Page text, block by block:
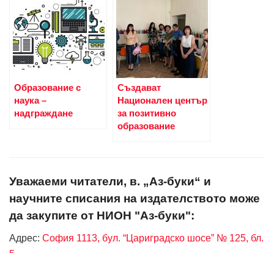
Образование с
наука –
надграждане
Създават
Национален център
за позитивно
образование
Уважаеми читатели, в. „Аз-буки“ и
научните списания на издателството може
да закупите от НИОН "Аз-буки":
Адрес: София 1113, бул. “Цариградско шосе” № 125, бл.